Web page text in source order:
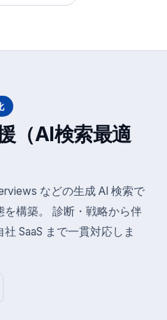
（AI検索最適
などの生成 AI 検索で
を構築。 診断・戦略から伴
SaaS まで一貫対応しま